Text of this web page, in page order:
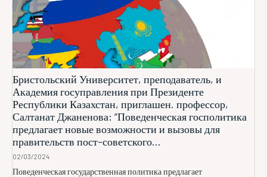
Бристольский Университет, преподаватель, и
Академия госуправления при Президенте
Республики Казахстан, приглашен. профессор,
Салтанат Джаненова: “Поведенческая госполитика
предлагает новые возможности и вызовы для
правительств пост-советского...
02/03/2024
Поведенческая государственная политика предлагает